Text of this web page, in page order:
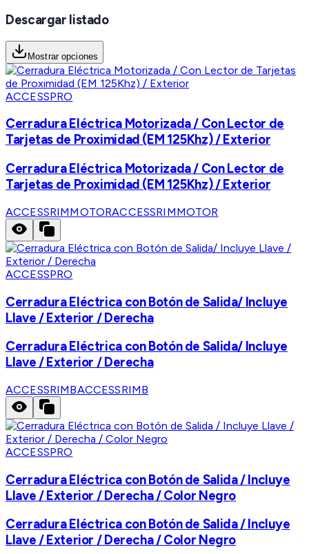
Descargar listado
Mostrar opciones
ACCESSPRO
Cerradura Eléctrica Motorizada / Con Lector de
Tarjetas de Proximidad (EM 125Khz) / Exterior
Cerradura Eléctrica Motorizada / Con Lector de
Tarjetas de Proximidad (EM 125Khz) / Exterior
ACCESSRIMMOTORACCESSRIMMOTOR
ACCESSPRO
Cerradura Eléctrica con Botón de Salida/ Incluye
Llave / Exterior / Derecha
Cerradura Eléctrica con Botón de Salida/ Incluye
Llave / Exterior / Derecha
ACCESSRIMBACCESSRIMB
ACCESSPRO
Cerradura Eléctrica con Botón de Salida / Incluye
Llave / Exterior / Derecha / Color Negro
Cerradura Eléctrica con Botón de Salida / Incluye
Llave / Exterior / Derecha / Color Negro